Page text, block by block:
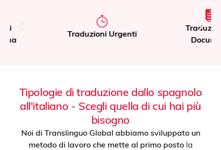
Traduzioni Urgenti
Traduzione di
Tipologie di traduzione dallo spagnolo
all'italiano - Scegli quella di cui hai più
bisogno
Noi di Translinguo Global abbiamo sviluppato un
metodo di lavoro che mette al primo posto la